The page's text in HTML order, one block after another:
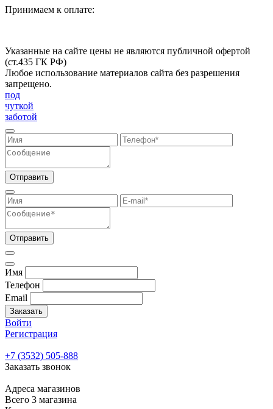
Принимаем к оплате:
Указанные на сайте цены не являются публичной офертой
(ст.435 ГК РФ)
Любое использование материалов сайта без разрешения
запрещено.
под
чуткой
заботой
Отправить
Отправить
Имя
Телефон
Email
Заказать
Войти
Регистрация
+7 (3532) 505-888
Заказать звонок
Адреса магазинов
Всего 3 магазина